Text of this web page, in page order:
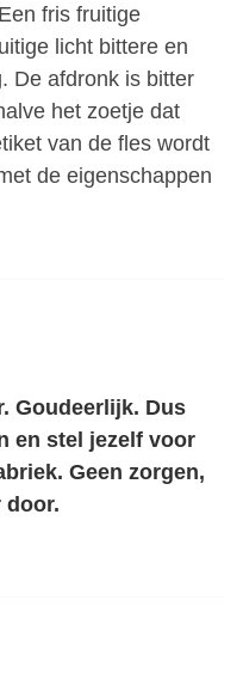
fris fruitige
licht bittere en
De afdronk is bitter
het zoetje dat
van de fles wordt
de eigenschappen
Goudeerlijk. Dus
en stel jezelf voor
Geen zorgen,
door.